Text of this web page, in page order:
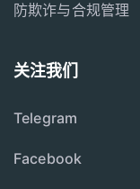
防欺诈与合规管理
关注我们
Telegram
Facebook